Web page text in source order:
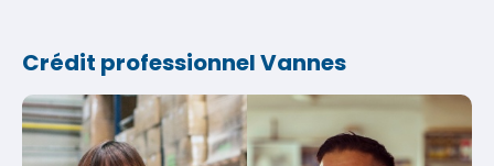
Crédit professionnel Vannes